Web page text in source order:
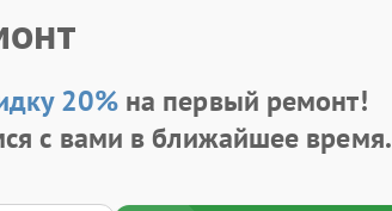
20%на первый ремонт!
с вами в ближайшее время.